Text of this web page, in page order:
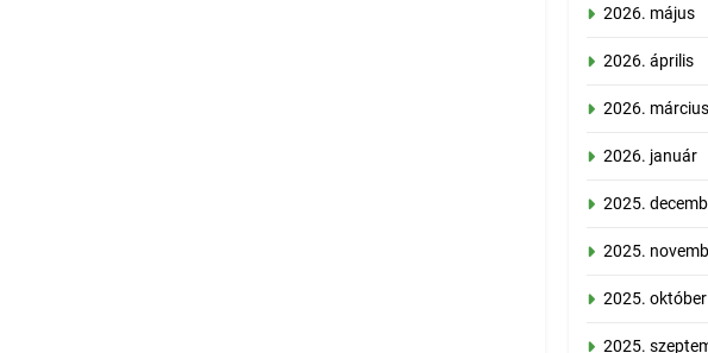
2026. május
2026. április
2026. március
2026. január
2025.
2025.
2025. október
2025.